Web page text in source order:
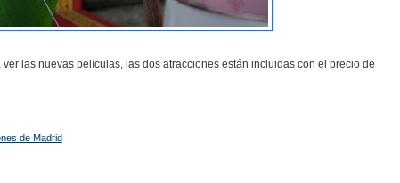
las nuevas películas, las dos atracciones están incluidas con el precio de
de Madrid